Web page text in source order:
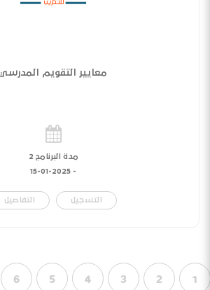
معايير التقويم المدرسي
مدة البرنامج 2
-
15-01-2025
التسجيل التفاصيل
1
2
3
4
5
6